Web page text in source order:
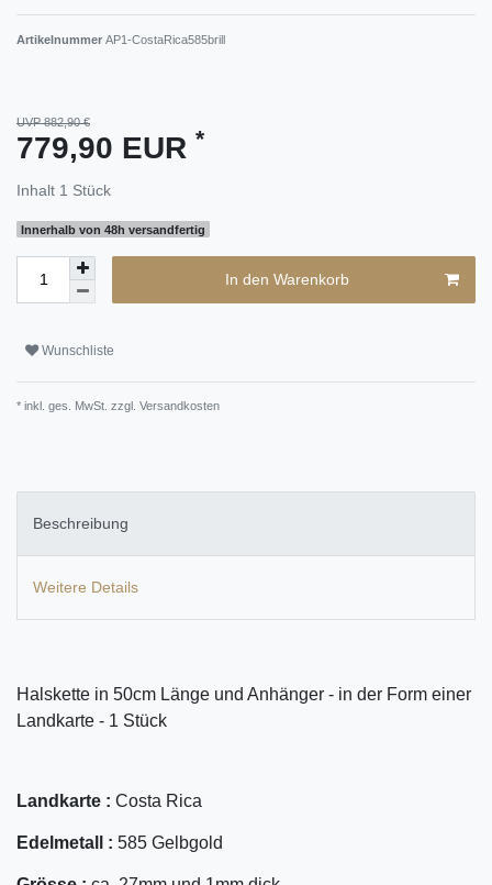
Artikelnummer AP1-CostaRica585brill
UVP 882,90 €
779,90 EUR *
Inhalt 1 Stück
Innerhalb von 48h versandfertig
In den Warenkorb
Wunschliste
* inkl. ges. MwSt. zzgl. Versandkosten
Beschreibung
Weitere Details
Halskette in 50cm Länge und Anhänger - in der Form einer
Landkarte - 1 Stück
Landkarte : Costa Rica
Edelmetall : 585 Gelbgold